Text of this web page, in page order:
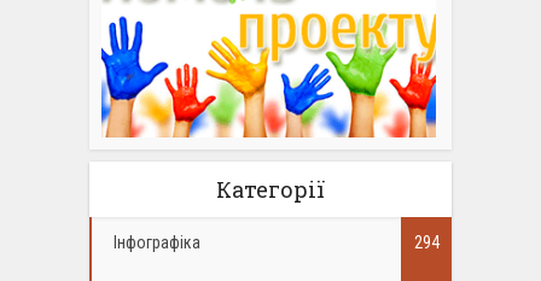
Категорії
Інфографіка 294